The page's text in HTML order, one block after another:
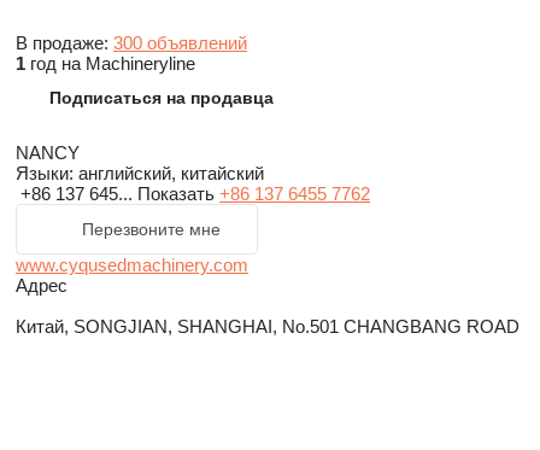
В продаже: 300 объявлений
1 год на Machineryline
Подписаться на продавца
NANCY
Языки: английский, китайский
+86 137 645... Показать +86 137 6455 7762
Перезвоните мне
www.cyqusedmachinery.com
Адрес
Китай, SONGJIAN, SHANGHAI, No.501 CHANGBANG ROAD